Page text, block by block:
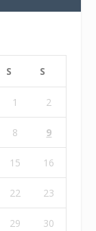
S S
1 2
8 9
15 16
22 23
29 30